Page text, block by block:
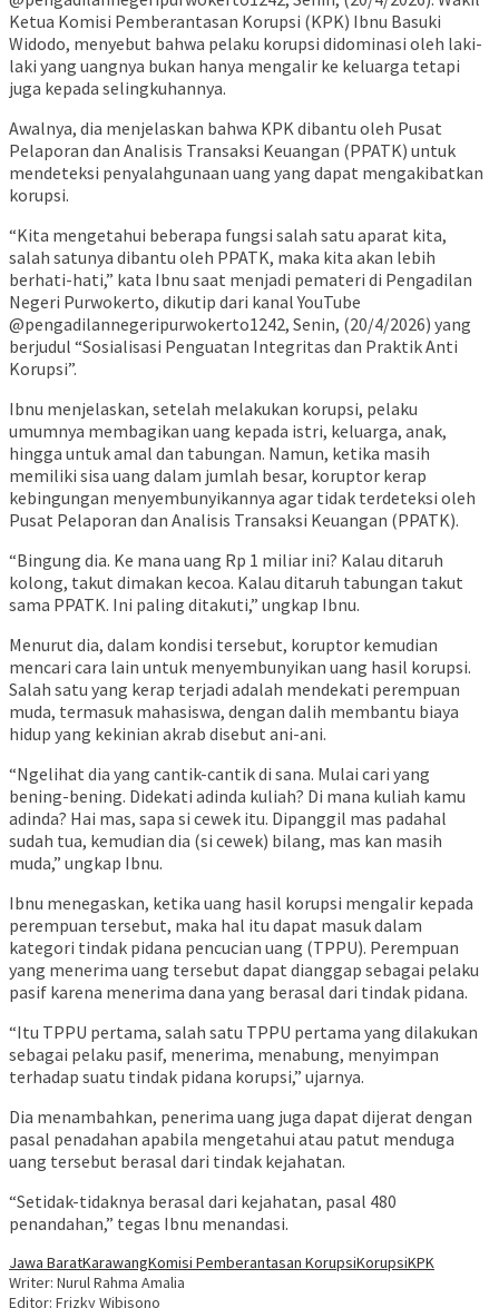
Ketua Komisi Pemberantasan Korupsi (KPK) Ibnu Basuki
Widodo, menyebut bahwa pelaku korupsi didominasi oleh laki-
laki yang uangnya bukan hanya mengalir ke keluarga tetapi
juga kepada selingkuhannya.
Awalnya, dia menjelaskan bahwa KPK dibantu oleh Pusat
Pelaporan dan Analisis Transaksi Keuangan (PPATK) untuk
mendeteksi penyalahgunaan uang yang dapat mengakibatkan
korupsi.
“Kita mengetahui beberapa fungsi salah satu aparat kita,
salah satunya dibantu oleh PPATK, maka kita akan lebih
berhati-hati,” kata Ibnu saat menjadi pemateri di Pengadilan
Negeri Purwokerto, dikutip dari kanal YouTube
@pengadilannegeripurwokerto1242, Senin, (20/4/2026) yang
berjudul “Sosialisasi Penguatan Integritas dan Praktik Anti
Korupsi”.
Ibnu menjelaskan, setelah melakukan korupsi, pelaku
umumnya membagikan uang kepada istri, keluarga, anak,
hingga untuk amal dan tabungan. Namun, ketika masih
memiliki sisa uang dalam jumlah besar, koruptor kerap
kebingungan menyembunyikannya agar tidak terdeteksi oleh
Pusat Pelaporan dan Analisis Transaksi Keuangan (PPATK).
“Bingung dia. Ke mana uang Rp 1 miliar ini? Kalau ditaruh
kolong, takut dimakan kecoa. Kalau ditaruh tabungan takut
sama PPATK. Ini paling ditakuti,” ungkap Ibnu.
Menurut dia, dalam kondisi tersebut, koruptor kemudian
mencari cara lain untuk menyembunyikan uang hasil korupsi.
Salah satu yang kerap terjadi adalah mendekati perempuan
muda, termasuk mahasiswa, dengan dalih membantu biaya
hidup yang kekinian akrab disebut ani-ani.
“Ngelihat dia yang cantik-cantik di sana. Mulai cari yang
bening-bening. Didekati adinda kuliah? Di mana kuliah kamu
adinda? Hai mas, sapa si cewek itu. Dipanggil mas padahal
sudah tua, kemudian dia (si cewek) bilang, mas kan masih
muda,” ungkap Ibnu.
Ibnu menegaskan, ketika uang hasil korupsi mengalir kepada
perempuan tersebut, maka hal itu dapat masuk dalam
kategori tindak pidana pencucian uang (TPPU). Perempuan
yang menerima uang tersebut dapat dianggap sebagai pelaku
pasif karena menerima dana yang berasal dari tindak pidana.
“Itu TPPU pertama, salah satu TPPU pertama yang dilakukan
sebagai pelaku pasif, menerima, menabung, menyimpan
terhadap suatu tindak pidana korupsi,” ujarnya.
Dia menambahkan, penerima uang juga dapat dijerat dengan
pasal penadahan apabila mengetahui atau patut menduga
uang tersebut berasal dari tindak kejahatan.
“Setidak-tidaknya berasal dari kejahatan, pasal 480
penandahan,” tegas Ibnu menandasi.
Jawa BaratKarawangKomisi Pemberantasan KorupsiKorupsiKPK
Writer: Nurul Rahma Amalia
Editor: Frizky Wibisono